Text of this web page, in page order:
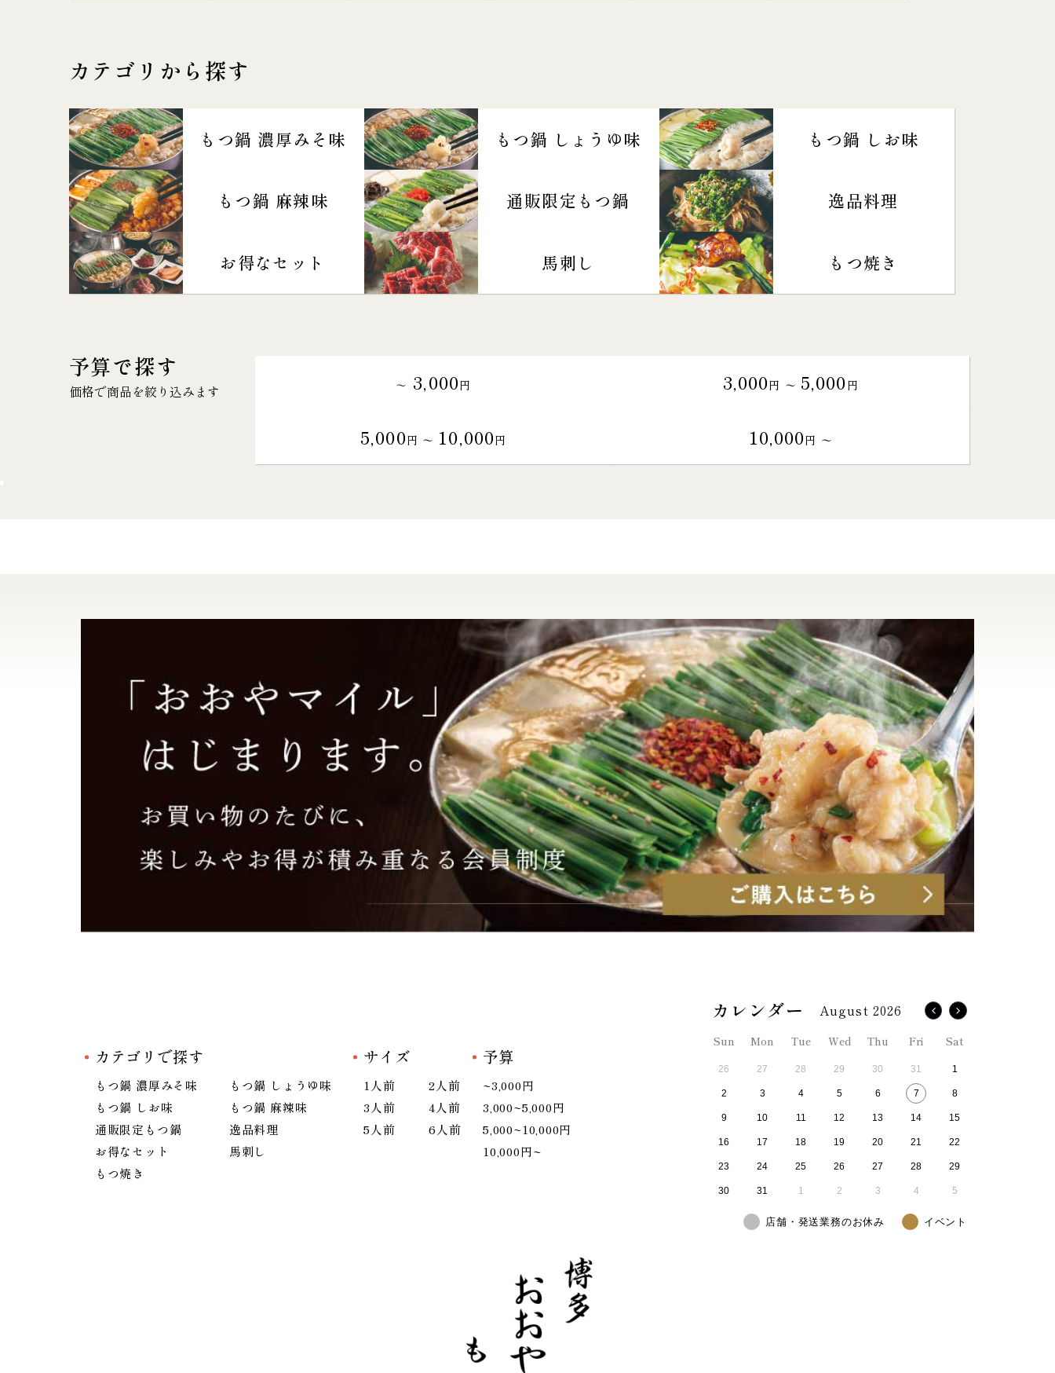
カテゴリから探す
もつ鍋 濃厚みそ味 もつ鍋 しょうゆ味 もつ鍋 しお味
もつ鍋 麻辣味 通販限定もつ鍋 逸品料理
お得なセット 馬刺し もつ焼き
予算で探す
価格で商品を絞り込みます ～ 3,000円 3,000円 〜 5,000円
5,000円 〜 10,000円 10,000円 〜
カテゴリで探す
もつ鍋 濃厚みそ味
もつ鍋 しょうゆ味
もつ鍋 しお味
もつ鍋 麻辣味
通販限定もつ鍋
逸品料理
お得なセット
馬刺し
もつ焼き
サイズ
1人前
2人前
3人前
4人前
5人前
6人前
予算
~3,000円
3,000~5,000円
5,000~10,000円
10,000円~
August 2026
Sun Mon Tue Wed Thu Fri Sat
26 27 28 29 30 31 1
2 3 4 5 6 7 8
9 10 11 12 13 14 15
16 17 18 19 20 21 22
23 24 25 26 27 28 29
30 31 1 2 3 4 5
店舗・発送業務のお休み イベント